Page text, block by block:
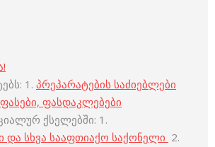
1. პრეპარატების საძიებლები
ფასდაკლებები
ქსელებში: 1.
და სხვა სააფთიაქო საქონელი 2.